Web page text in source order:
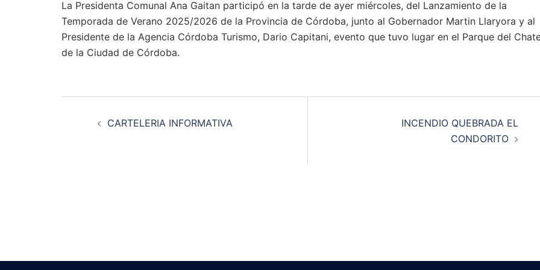
La Presidenta Comunal Ana Gaitan participó en la tarde de ayer miércoles, del Lanzamiento de la
Temporada de Verano 2025/2026 de la Provincia de Córdoba, junto al Gobernador Martin Llaryora y al
Presidente de la Agencia Córdoba Turismo, Dario Capitani, evento que tuvo lugar en el Parque del
de la Ciudad de Córdoba.
CARTELERIA INFORMATIVA
INCENDIO QUEBRADA EL
CONDORITO